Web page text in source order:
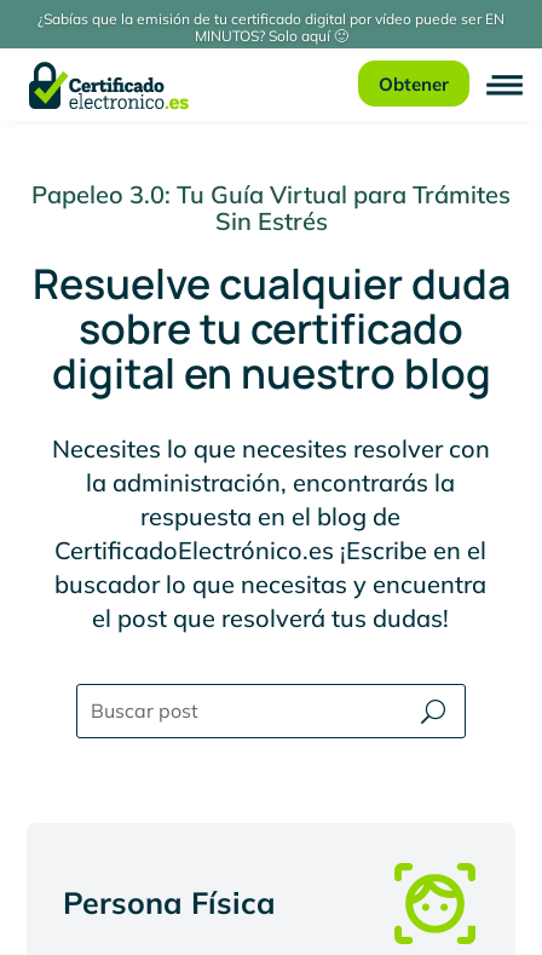
¿Sabías que la emisión de tu certificado digital por vídeo puede ser EN
MINUTOS? Solo aquí 🙂
Obtener
Papeleo 3.0: Tu Guía Virtual para Trámites
Sin Estrés
Resuelve cualquier duda
sobre tu certificado
digital en nuestro blog
Necesites lo que necesites resolver con
la administración, encontrarás la
respuesta en el blog de
CertificadoElectrónico.es ¡Escribe en el
buscador lo que necesitas y encuentra
el post que resolverá tus dudas!
Persona Física